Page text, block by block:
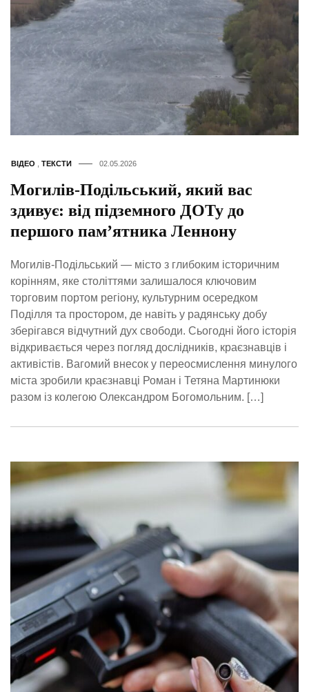
ВІДЕО ТЕКСТИ 02.05.2026
Могилів-Подільський, який вас
здивує: від підземного ДОТу до
першого пам’ятника Леннону
Могилів-Подільський — місто з глибоким історичним
корінням, яке століттями залишалося ключовим
торговим портом регіону, культурним осередком
Поділля та простором, де навіть у радянську добу
зберігався відчутний дух свободи. Сьогодні його історія
відкривається через погляд дослідників, краєзнавців і
активістів. Вагомий внесок у переосмислення минулого
міста зробили краєзнавці Роман і Тетяна Мартинюки
разом із колегою Олександром Богомольним. […]